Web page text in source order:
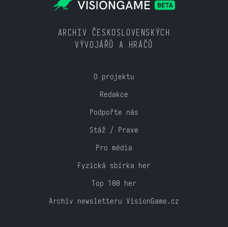
ARCHIV ČESKOSLOVENSKÝCH
VÝVOJÁŘŮ A HRÁČŮ
O projektu
Redakce
Podpořte nás
Stáž / Praxe
Pro média
Fyzická sbírka her
Top 100 her
Archiv newsletteru VisionGame.cz